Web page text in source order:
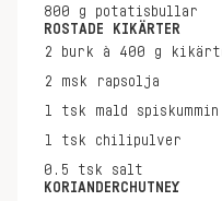
800 g
potatisbullar
ROSTADE KIKÄRTER
2
burk à 400 g
2 msk
rapsolja
1 tsk
mald spiskummin
1 tsk
chilipulver
0.5 tsk
salt
KORIANDERCHUTNEY